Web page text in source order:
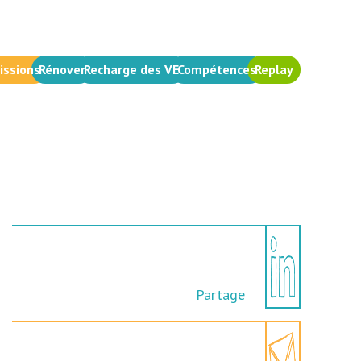
RénoverRecharge des VECompétencesReplay
Partage